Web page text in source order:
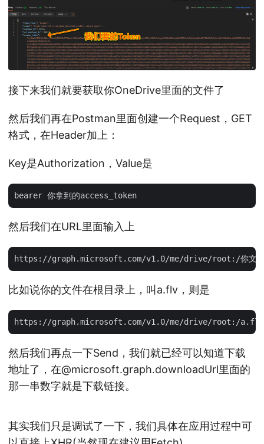
接下来我们就要获取你OneDrive里面的文件了
然后我们再在Postman里面创建一个Request，GET
格式，在Header加上：
Key是Authorization，Value是
然后我们在URL里面输入上
比如说你的文件在根目录上，叫a.flv，则是
然后我们再点一下Send，我们就已经可以知道下载
地址了，在@microsoft.graph.downloadUrl里面的
那一串数字就是下载链接。